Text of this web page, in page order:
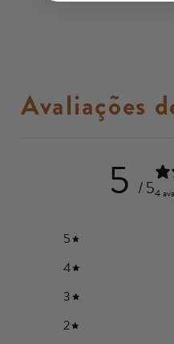
Avaliações
5 / 54
5
4
3
2